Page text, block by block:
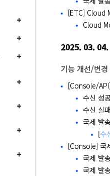
[ETC] Cloud
Cloud
2025. 03. 04.
기능 개선/변경
[Console/
수신 성
수신 실
국제 발
[수
[Console] 국
국제 발
국제 발